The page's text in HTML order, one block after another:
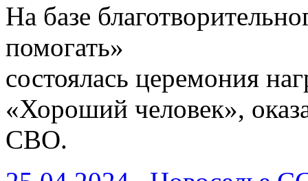
На базе
помогать»
состоялась церемония
«Хороший человек»,
СВО.